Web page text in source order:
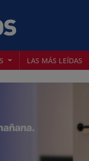
LAS MÁS LEÍDAS